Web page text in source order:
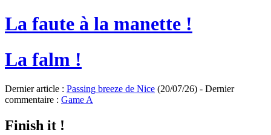
La faute à la manette !
La falm !
Dernier article : Passing breeze de Nice (20/07/26) - Dernier
commentaire : Game A
Finish it !